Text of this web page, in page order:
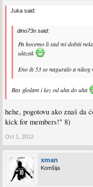
Juka said:
dino73n said:
Pa hocemo li sad mi dobiti
ulazak
Eno ih 53 se naguralo a nikog
Bas gledam i kez od uha do uha
hehe, pogotovu ako znaš
kick for members!" 8)
Oct 1, 2012
xman
Komšija